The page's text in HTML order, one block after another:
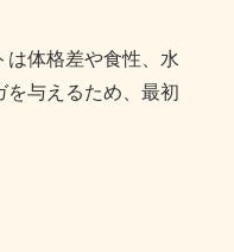
は体格差や食性、水
を与えるため、最初